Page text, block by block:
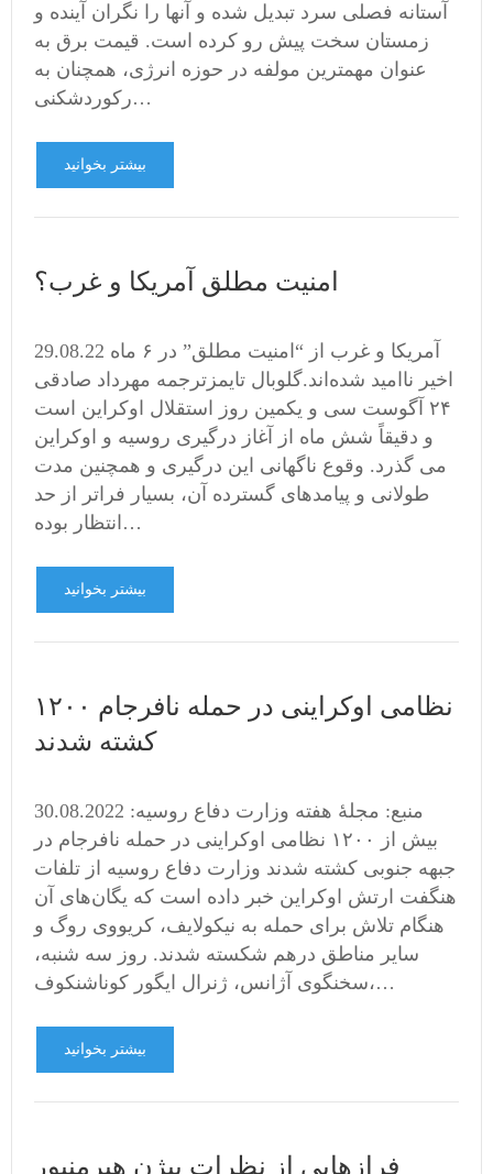
آستانه فصلی سرد تبدیل شده و آنها را نگران آینده و
زمستان سخت پیش رو کرده است. قیمت‌ برق به
عنوان مهمترین مولفه در حوزه انرژی، همچنان به
رکوردشکنی…
بیشتر بخوانید
29.08.22 آمریکا و غرب از “امنیت مطلق” در ۶ ماه
اخیر ناامید شده‌اند.گلوبال تایمزترجمه مهرداد صادقی
۲۴ آگوست سی و یکمین روز استقلال اوکراین است
و دقیقاً شش ماه از آغاز درگیری روسیه و اوکراین
می گذرد. وقوع ناگهانی این درگیری و همچنین مدت
طولانی و پیامدهای گسترده آن، بسیار فراتر از حد
انتظار بوده…
بیشتر بخوانید
۱۲۰۰ نظامی اوکراینی در حمله نافرجام
کشته شدند
30.08.2022 منبع: مجلهٔ هفته وزارت دفاع روسیه:
بیش از ۱۲۰۰ نظامی اوکراینی در حمله نافرجام در
جبهه جنوبی کشته شدند وزارت دفاع روسیه از تلفات
هنگفت ارتش اوکراین خبر داده است که یگان‌های آن
هنگام تلاش برای حمله به نیکولایف، کریووی روگ و
سایر مناطق درهم شکسته شدند. روز سه شنبه،
سخنگوی آژانس، ژنرال ایگور کوناشنکوف،…
بیشتر بخوانید
فرازهایی از نظرات بیژن هیرمنپور